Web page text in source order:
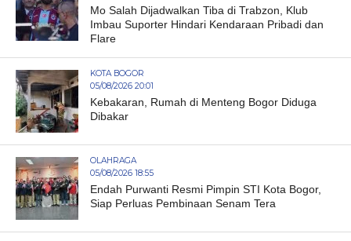
Mo Salah Dijadwalkan Tiba di Trabzon, Klub
Imbau Suporter Hindari Kendaraan Pribadi dan
Flare
KOTA BOGOR
05/08/2026 20:01
Kebakaran, Rumah di Menteng Bogor Diduga
Dibakar
OLAHRAGA
05/08/2026 18:55
Endah Purwanti Resmi Pimpin STI Kota Bogor,
Siap Perluas Pembinaan Senam Tera